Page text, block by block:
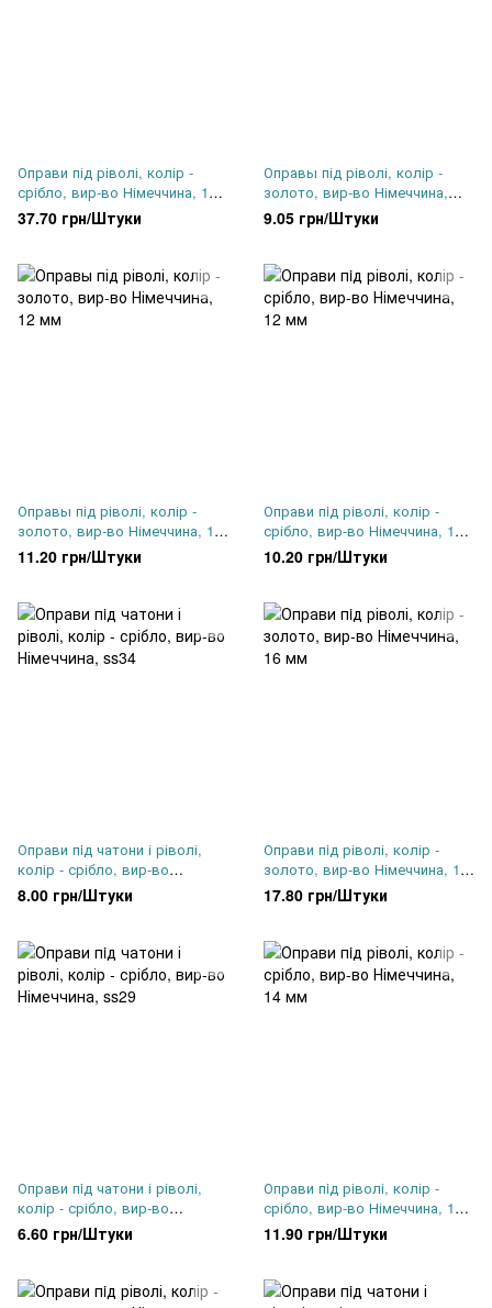
Оправи під ріволі, колір -
срібло, вир-во Німеччина, 16
мм
37.70 грн/Штуки
Оправы під ріволі, колір -
золото, вир-во Німеччина,
ss47 (10,7 мм)
9.05 грн/Штуки
Оправы під ріволі, колір -
золото, вир-во Німеччина, 12
мм
11.20 грн/Штуки
Оправи пiд ріволі, колір -
срібло, вир-во Німеччина, 12
мм
10.20 грн/Штуки
Оправи пiд чатони і ріволі,
колір - срібло, вир-во
Німеччина, ss34
8.00 грн/Штуки
Оправи пiд ріволі, колір -
золото, вир-во Німеччина, 16
мм
17.80 грн/Штуки
Оправи пiд чатони і ріволі,
колір - срібло, вир-во
Німеччина, ss29
6.60 грн/Штуки
Оправи пiд ріволі, колір -
срібло, вир-во Німеччина, 14
мм
11.90 грн/Штуки